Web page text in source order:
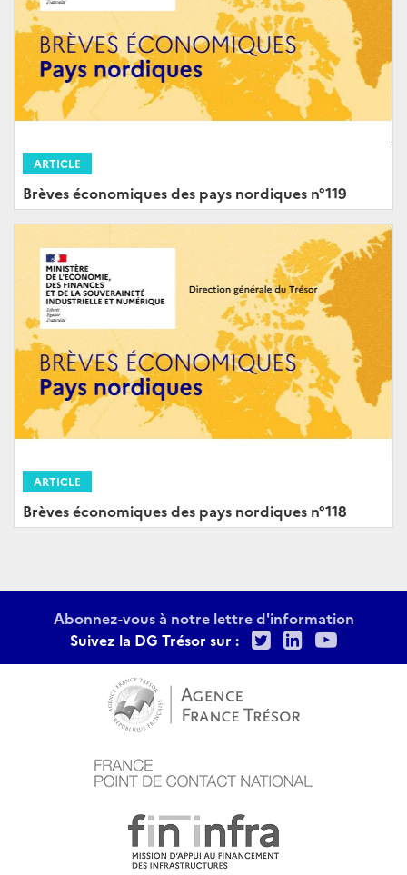
ARTICLE
Brèves économiques des pays nordiques n°119
ARTICLE
Brèves économiques des pays nordiques n°118
Abonnez-vous à notre lettre d'information
Suivez la DG Trésor sur :
TwitterLinkedIn